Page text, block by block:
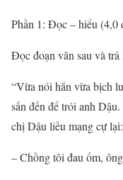
Phần 1: Đọc – hiểu (4,0
Đọc đoạn văn sau và
“Vừa nói hắn vừa bịch
sấn đến để trói anh
chị Dậu liều mạng cự lại:
– Chồng tôi đau ốm,